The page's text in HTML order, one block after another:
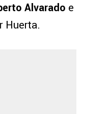
Alvarado e
Huerta.